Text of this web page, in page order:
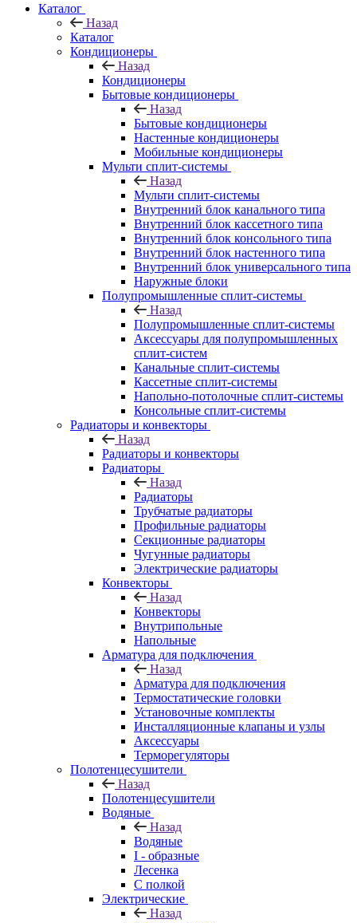
Каталог
Назад
Каталог
Кондиционеры
Назад
Кондиционеры
Бытовые кондиционеры
Назад
Бытовые кондиционеры
Настенные кондиционеры
Мобильные кондиционеры
Мульти сплит-системы
Назад
Мульти сплит-системы
Внутренний блок канального типа
Внутренний блок кассетного типа
Внутренний блок консольного типа
Внутренний блок настенного типа
Внутренний блок универсального типа
Наружные блоки
Полупромышленные сплит-системы
Назад
Полупромышленные сплит-системы
Аксессуары для полупромышленных
сплит-систем
Канальные сплит-системы
Кассетные сплит-системы
Напольно-потолочные сплит-системы
Консольные сплит-системы
Радиаторы и конвекторы
Назад
Радиаторы и конвекторы
Радиаторы
Назад
Радиаторы
Трубчатые радиаторы
Профильные радиаторы
Секционные радиаторы
Чугунные радиаторы
Электрические радиаторы
Конвекторы
Назад
Конвекторы
Внутрипольные
Напольные
Арматура для подключения
Назад
Арматура для подключения
Термостатические головки
Установочные комплекты
Инсталляционные клапаны и узлы
Аксессуары
Терморегуляторы
Полотенцесушители
Назад
Полотенцесушители
Водяные
Назад
Водяные
I - образные
Лесенка
С полкой
Электрические
Назад